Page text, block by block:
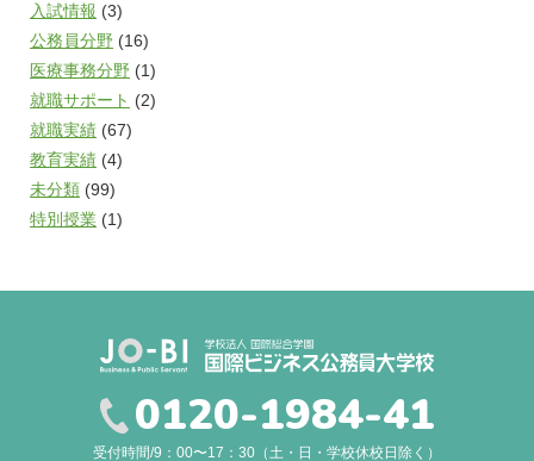
入試情報 (3)
公務員分野 (16)
医療事務分野 (1)
就職サポート (2)
就職実績 (67)
教育実績 (4)
未分類 (99)
特別授業 (1)
0120-1984-41
受付時間/9：00〜17：30（土・日・学校休校日除く）